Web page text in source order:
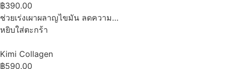
฿390.00
ช่วยเร่งเผาผลาญไขมัน ลดความ…
หยิบใส่ตะกร้า
Kimi Collagen
฿590.00